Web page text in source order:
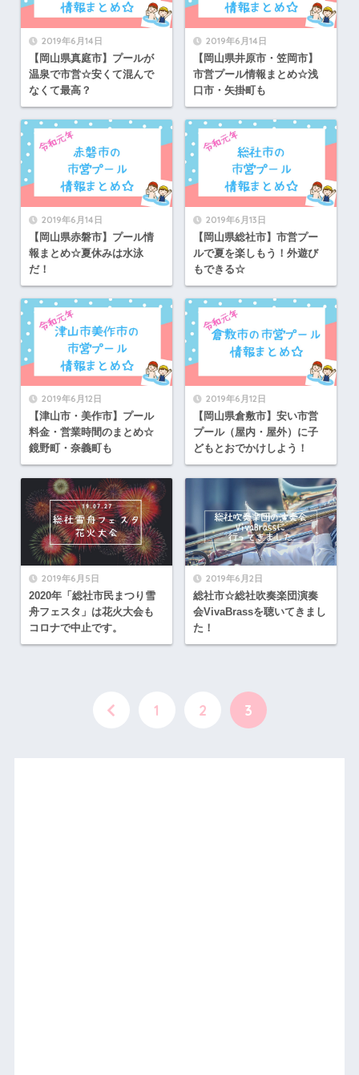
2019年6月14日
【岡山県真庭市】プールが
温泉で市営☆安くて混んで
なくて最高？
2019年6月14日
【岡山県井原市・笠岡市】
市営プール情報まとめ☆浅
口市・矢掛町も
2019年6月14日
【岡山県赤磐市】プール情
報まとめ☆夏休みは水泳
だ！
2019年6月13日
【岡山県総社市】市営プー
ルで夏を楽しもう！外遊び
もできる☆
2019年6月12日
【津山市・美作市】プール
料金・営業時間のまとめ☆
鏡野町・奈義町も
2019年6月12日
【岡山県倉敷市】安い市営
プール（屋内・屋外）に子
どもとおでかけしよう！
2019年6月5日
2020年「総社市民まつり雪
舟フェスタ」は花火大会も
コロナで中止です。
2019年6月2日
総社市☆総社吹奏楽団演奏
会VivaBrassを聴いてきまし
た！
1 2 3